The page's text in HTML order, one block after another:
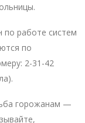
работе систем
по
2-31-42
горожанам —